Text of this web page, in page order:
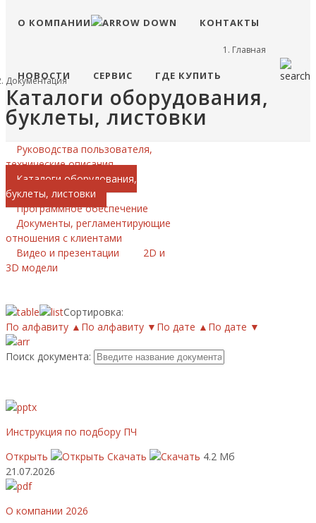
О КОМПАНИИ КОНТАКТЫ
НОВОСТИ СЕРВИС ГДЕ КУПИТЬ
Главная
Документация
Каталоги оборудования,
буклеты, листовки
Руководства пользователя,
технические описания
Каталоги оборудования,
буклеты, листовки
Программное обеспечение
Документы, регламентирующие
отношения с клиентами
Видео и презентации
2D и
3D модели
Сортировка:
По алфавиту ▲ По алфавиту ▼ По дате ▲ По дате ▼
Поиск документа:
Инструкция по подбору ПЧ
Открыть
Скачать
4.2 Мб
21.07.2026
О компании 2026